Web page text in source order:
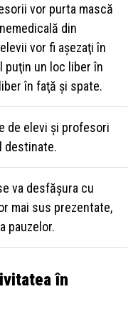
vor purta mască
din
vor fi aşezaţi în
puţin un loc liber în
în faţă şi spate.
de elevi şi profesori
destinate.
va desfăşura cu
mai sus prezentate,
pauzelor.
în